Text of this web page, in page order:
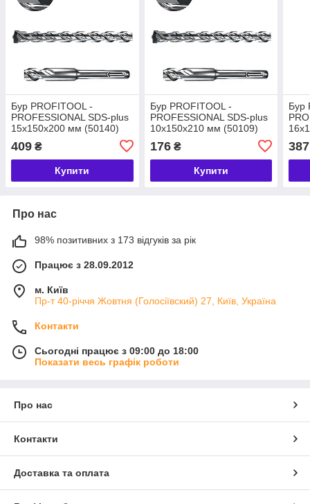
Бур PROFITOOL -
PROFESSIONAL SDS-plus
15х150х200 мм (50140)
409 ₴
Купити
Бур PROFITOOL -
PROFESSIONAL SDS-plus
10х150х210 мм (50109)
176₴
Купити
Бур
387
Про нас
98% позитивних з 173 відгуків за рік
Працює з 28.09.2012
м. Київ
Пр-т 40-річчя Жовтня (Голосіївский) 27, Київ, Україна
Контакти
Сьогодні працює з 09:00 до 18:00
Показати весь графік роботи
Про нас
Контакти
Доставка та оплата